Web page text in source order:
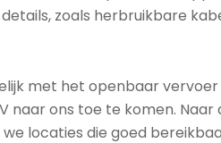
zoals herbruikbare
met het openbaar
naar ons toe te komen.
locaties die goed